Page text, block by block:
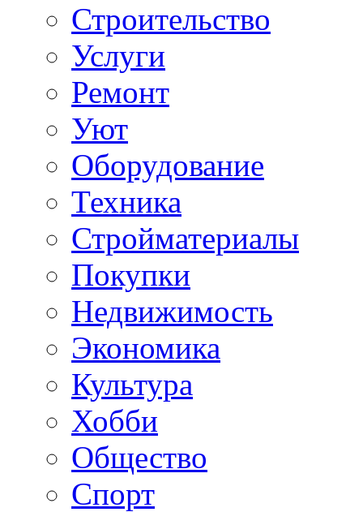
Строительство
Услуги
Ремонт
Уют
Оборудование
Техника
Стройматериалы
Покупки
Недвижимость
Экономика
Культура
Хобби
Общество
Спорт